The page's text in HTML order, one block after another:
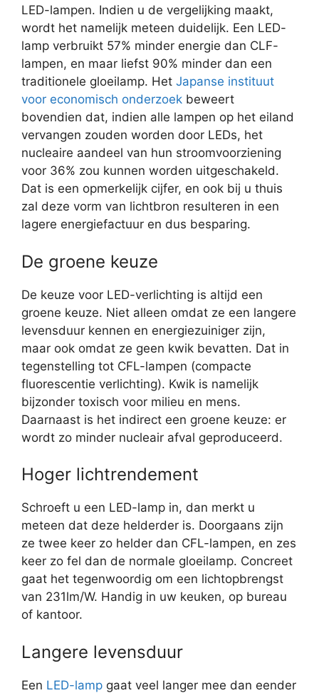
LED-lampen. Indien u de vergelijking maakt,
wordt het namelijk meteen duidelijk. Een LED-
lamp verbruikt 57% minder energie dan CLF-
lampen, en maar liefst 90% minder dan een
traditionele gloeilamp. Het Japanse instituut
voor economisch onderzoek beweert
bovendien dat, indien alle lampen op het eiland
vervangen zouden worden door LEDs, het
nucleaire aandeel van hun stroomvoorziening
voor 36% zou kunnen worden uitgeschakeld.
Dat is een opmerkelijk cijfer, en ook bij u thuis
zal deze vorm van lichtbron resulteren in een
lagere energiefactuur en dus besparing.
De groene keuze
De keuze voor LED-verlichting is altijd een
groene keuze. Niet alleen omdat ze een langere
levensduur kennen en energiezuiniger zijn,
maar ook omdat ze geen kwik bevatten. Dat in
tegenstelling tot CFL-lampen (compacte
fluorescentie verlichting). Kwik is namelijk
bijzonder toxisch voor milieu en mens.
Daarnaast is het indirect een groene keuze: er
wordt zo minder nucleair afval geproduceerd.
Hoger lichtrendement
Schroeft u een LED-lamp in, dan merkt u
meteen dat deze helderder is. Doorgaans zijn
ze twee keer zo helder dan CFL-lampen, en zes
keer zo fel dan de normale gloeilamp. Concreet
gaat het tegenwoordig om een lichtopbrengst
van 231lm/W. Handig in uw keuken, op bureau
of kantoor.
Langere levensduur
Een LED-lamp gaat veel langer mee dan eender